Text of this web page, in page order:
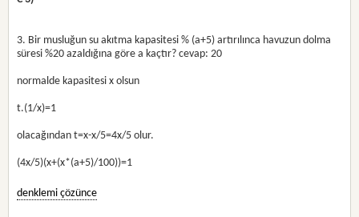
3. Bir musluğun su akıtma kapasitesi % (a+5) artırılınca havuzun dolma
süresi %20 azaldığına göre a kaçtır? cevap: 20
normalde kapasitesi x olsun
t.(1/x)=1
olacağından t=x-x/5=4x/5 olur.
(4x/5)(x+(x*(a+5)/100))=1
denklemi çözünce